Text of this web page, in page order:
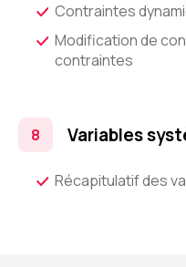
Contraintes
Modification de
contraintes
Variables
Récapitulatif des